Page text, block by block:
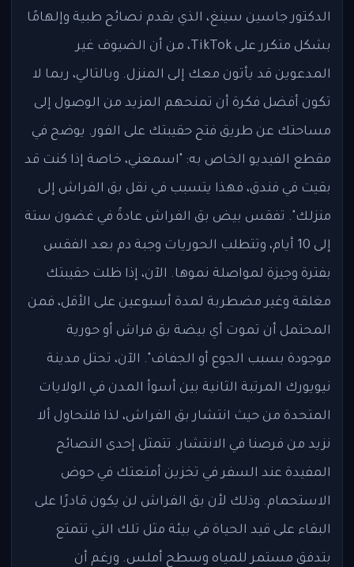
الدكتور جاسين سينغ، الذي يقدم نصائح طبية وإلهامًا
بشكل متكرر على TikTok، من أن الضيوف غير
المدعوين قد يأتون معك إلى المنزل. وبالتالي، ربما لا
تكون أفضل فكرة أن تمنحهم المزيد من الوصول إلى
مساحتك عن طريق فتح حقيبتك على الفور. يوضح في
مقطع الفيديو الخاص به: "اسمعني، خاصة إذا كنت قد
بقيت في فندق، فهذا يتسبب في نقل بق الفراش إلى
منزلك". تفقس بيض بق الفراش عادةً في غضون ستة
إلى 10 أيام، وتتطلب الحوريات وجبة دم بعد الفقس
بفترة وجيزة لمواصلة نموها. الآن، إذا ظلت حقيبتك
مغلقة وغير مضطربة لمدة أسبوعين على الأقل، فمن
المحتمل أن تموت أي بيضة بق فراش أو حورية
موجودة بسبب الجوع أو الجفاف". الآن، تحتل مدينة
نيويورك المرتبة الثانية بين أسوأ المدن في الولايات
المتحدة من حيث انتشار بق الفراش، لذا فلنحاول ألا
نزيد من فرصنا في الانتشار. تتمثل إحدى النصائح
المفيدة عند السفر في تخزين أمتعتك في حوض
الاستحمام. وذلك لأن بق الفراش لن يكون قادرًا على
البقاء على قيد الحياة في بيئة مثل تلك التي تتمتع
بتدفق مستمر للمياه وسطح أملس. ورغم أن